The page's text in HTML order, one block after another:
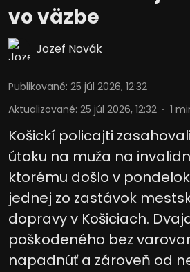
vo väzbe
Jozef Novák
Publikované: 25 júl 2026, 12:32
Aktualizované: 25 júl 2026, 12:32 1
Košickí policajti
útoku na muža na
ktorému došlo v
jednej zo zastávok
dopravy v Košiciach.
poškodeného bez
napadnúť a zároveň od
Vývoj a zlepšovanie služieb
Použitie obmedzených údajov
Špeciálne funkcie IAB:
Používanie presných údajov o
Identifikácia zariadení na
aktívne vyžiadaných informácií
Účely spracovania, ktoré nie sú v
Potrebný
Výkon
Funkčné